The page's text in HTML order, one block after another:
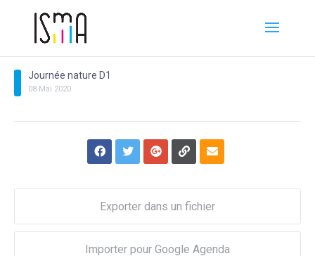
Journée nature D1
08 Mai 2020
Exporter dans un fichier
Importer pour Google Agenda